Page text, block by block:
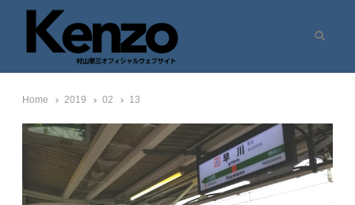
七転八起 – 村山憲三 Official Site
村山憲三ウェブサイト
Home 2019 02 13